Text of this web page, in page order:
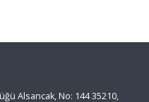
Alsancak, No: 144 35210,